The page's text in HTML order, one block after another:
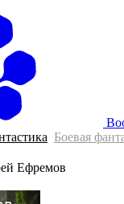
Боевая
Ефремов